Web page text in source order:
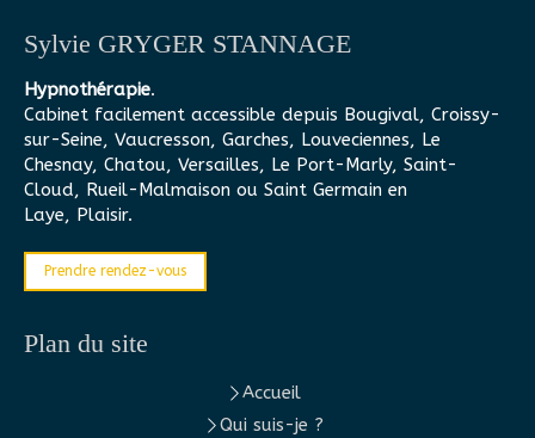
Sylvie GRYGER STANNAGE
Hypnothérapie.
Cabinet facilement accessible depuis Bougival, Croissy-
sur-Seine, Vaucresson, Garches, Louveciennes, Le
Chesnay, Chatou, Versailles, Le Port-Marly, Saint-
Cloud, Rueil-Malmaison ou Saint Germain en
Laye, Plaisir.
Prendre rendez-vous
Plan du site
Accueil
Qui suis-je ?